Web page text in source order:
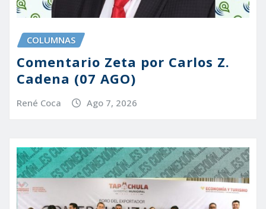
COLUMNAS
Comentario Zeta por Carlos Z.
Cadena (07 AGO)
René Coca Ago 7, 2026